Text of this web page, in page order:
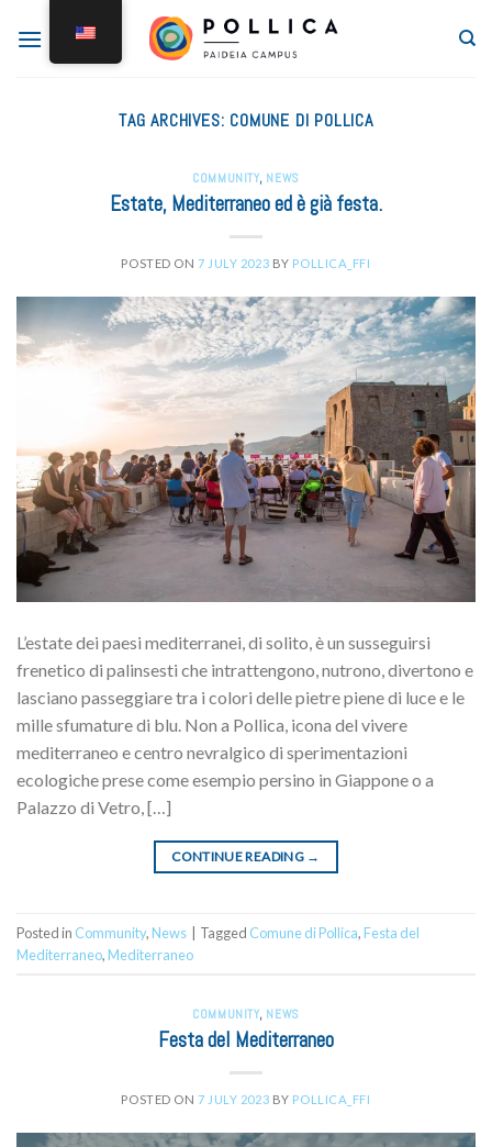
TAG ARCHIVES: COMUNE DI POLLICA
COMMUNITY, NEWS
Estate, Mediterraneo ed è già festa.
POSTED ON 7 JULY 2023 BY POLLICA_FFI
L’estate dei paesi mediterranei, di solito, è un susseguirsi
frenetico di palinsesti che intrattengono, nutrono, divertono e
lasciano passeggiare tra i colori delle pietre piene di luce e le
mille sfumature di blu. Non a Pollica, icona del vivere
mediterraneo e centro nevralgico di sperimentazioni
ecologiche prese come esempio persino in Giappone o a
Palazzo di Vetro, […]
CONTINUE READING →
Posted in Community, News Tagged Comune di Pollica, Festa del
Mediterraneo, Mediterraneo
COMMUNITY, NEWS
Festa del Mediterraneo
POSTED ON 7 JULY 2023 BY POLLICA_FFI